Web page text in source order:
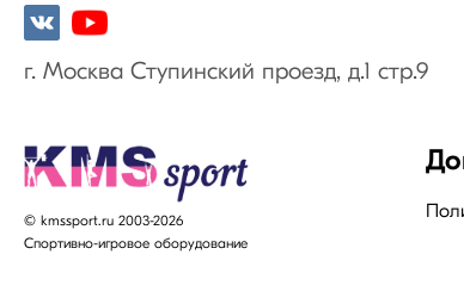
г. Москва Ступинский проезд, д.1 стр.9
© kmssport.ru 2003-2026
Спортивно-игровое оборудование